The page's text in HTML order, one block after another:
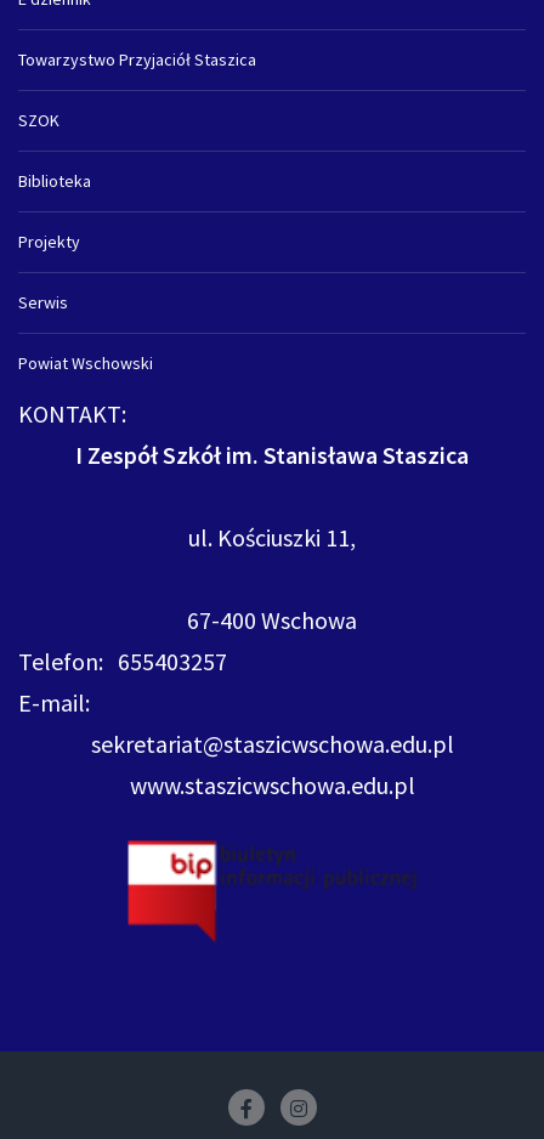
Towarzystwo Przyjaciół Staszica
SZOK
Biblioteka
Projekty
Serwis
Powiat Wschowski
KONTAKT:
I Zespół Szkół im. Stanisława Staszica
ul. Kościuszki 11,
67-400 Wschowa
Telefon: 655403257
E-mail:
sekretariat@staszicwschowa.edu.pl
www.staszicwschowa.edu.pl